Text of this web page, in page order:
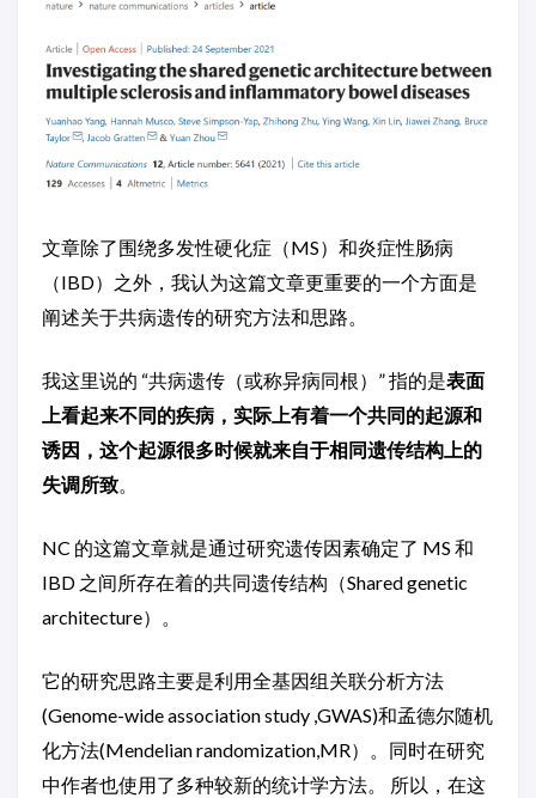
文章除了围绕多发性硬化症（MS）和炎症性肠病
（IBD）之外，我认为这篇文章更重要的一个方面是
阐述关于共病遗传的研究方法和思路。
我这里说的 “共病遗传（或称异病同根）” 指的是表面
上看起来不同的疾病，实际上有着一个共同的起源和
诱因，这个起源很多时候就来自于相同遗传结构上的
失调所致。
NC 的这篇文章就是通过研究遗传因素确定了 MS 和
IBD 之间所存在着的共同遗传结构（Shared genetic
architecture）。
它的研究思路主要是利用全基因组关联分析方法
(Genome-wide association study ,GWAS)和孟德尔随机
化方法(Mendelian randomization,MR）。同时在研究
中作者也使用了多种较新的统计学方法。 所以，在这